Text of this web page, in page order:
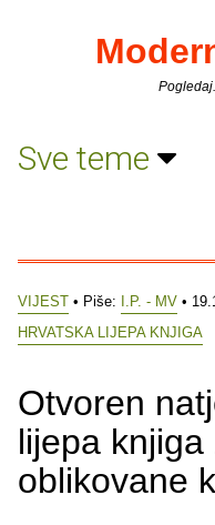
Sve teme
VIJEST • Piše: I.P. - MV •
HRVATSKA LIJEPA KNJIGA
Otvoren
lijepa
oblikovane